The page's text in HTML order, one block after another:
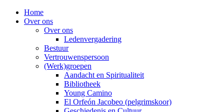
Home
Over ons
Over ons
Ledenvergadering
Bestuur
Vertrouwenspersoon
(Werk)groepen
Aandacht en Spiritualiteit
Bibliotheek
Young Camino
El Orfeón Jacobeo (pelgrimskoor)